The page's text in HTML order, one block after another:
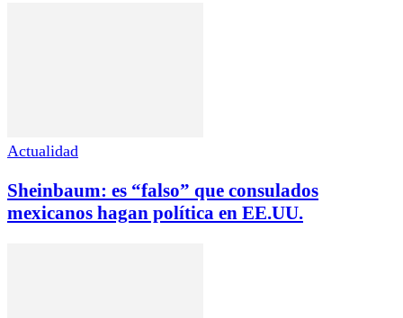
Actualidad
Sheinbaum: es “falso” que consulados
mexicanos hagan política en EE.UU.